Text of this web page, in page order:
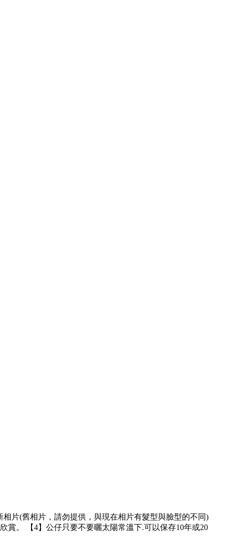
片(舊相片，請勿提供，與現在相片有髮型與臉型的不同)
賞。 【4】公仔只要不要曬太陽常溫下.可以保存10年或20